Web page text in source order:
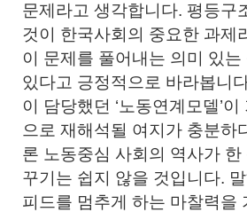
문제라고 생각합니다. 평등구
것이 한국사회의 중요한 과제
이 문제를 풀어내는 의미 있
있다고 긍정적으로 바라봅니
이 담당했던 ‘노동연계모델’
으로 재해석될 여지가 충분하
론 노동중심 사회의 역사가
꾸기는 쉽지 않을 것입니다.
피드를 멈추게 하는 마찰력을